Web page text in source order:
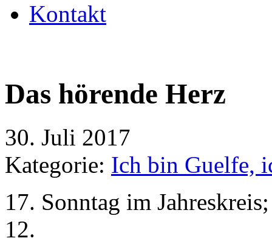
Kontakt
Das hörende Herz
30. Juli 2017
Kategorie: Ich bin Guelfe,
17. Sonntag im
12.